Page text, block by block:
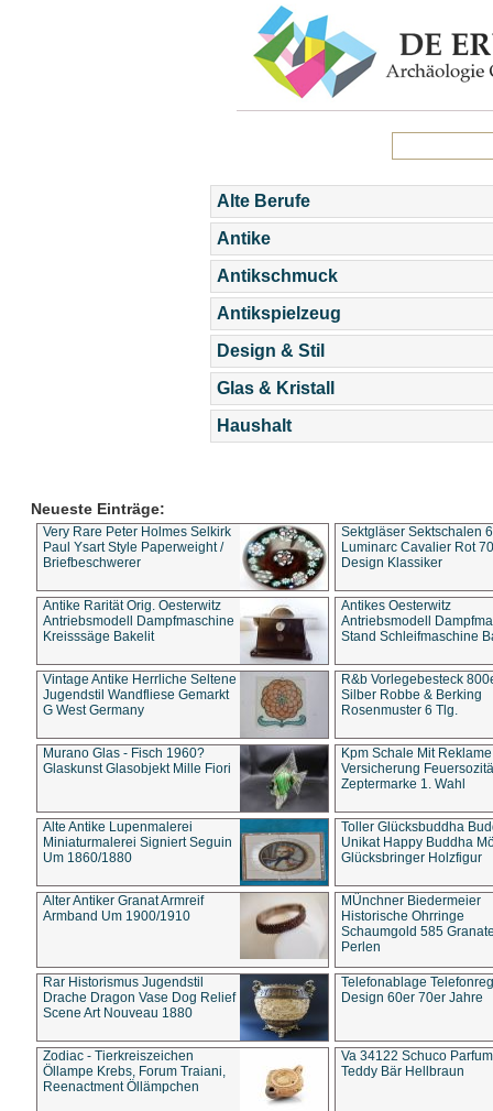
Alte Berufe
Antike
Antikschmuck
Antikspielzeug
Design & Stil
Glas & Kristall
Haushalt
Neueste Einträge:
Very Rare Peter Holmes Selkirk
Paul Ysart Style Paperweight /
Briefbeschwerer
Sektgläser Sektschalen
Luminarc Cavalier Rot
Design Klassiker
Antike Rarität Orig. Oesterwitz
Antriebsmodell Dampfmaschine
Kreisssäge Bakelit
Antikes Oesterwitz
Antriebsmodell
Stand Schleifmaschine
Vintage Antike Herrliche Seltene
Jugendstil Wandfliese Gemarkt
G West Germany
R&b Vorlegebesteck
Silber Robbe & Berking
Rosenmuster 6 Tlg.
Murano Glas - Fisch 1960?
Glaskunst Glasobjekt Mille Fiori
Kpm Schale Mit Reklame
Versicherung
Zeptermarke 1. Wahl
Alte Antike Lupenmalerei
Miniaturmalerei Signiert Seguin
Um 1860/1880
Toller Glücksbuddha
Unikat Happy Buddha
Glücksbringer Holzfigur
Alter Antiker Granat Armreif
Armband Um 1900/1910
MÜnchner Biedermeier
Historische Ohrringe
Schaumgold 585
Perlen
Rar Historismus Jugendstil
Drache Dragon Vase Dog Relief
Scene Art Nouveau 1880
Telefonablage
Design 60er 70er Jahre
Zodiac - Tierkreiszeichen
Öllampe Krebs, Forum Traiani,
Reenactment Öllämpchen
Va 34122 Schuco
Teddy Bär Hellbraun